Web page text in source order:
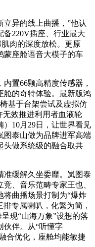
异的线上曲播，”他认
备220V插座、行业最大
肉的深度放松。更原
蒙座舱语音大模子的车
置66颗高精度传感器，
舱的奇特体验。最新版鸿
基于台架尝试及虚拟仿
无效推进利用者血液轮
）10月29日，让世界看见
图泰山做为品牌进军高端
头做系统级的融合取共
缓解久坐委靡。岚图泰
、音乐范畴专家王也、
将曲播场景打制为“爆炸
专属喇叭，化繁为简，
现“山海万象”设想的落
伙伴。从“听懂字
合优化，座舱均能敏捷